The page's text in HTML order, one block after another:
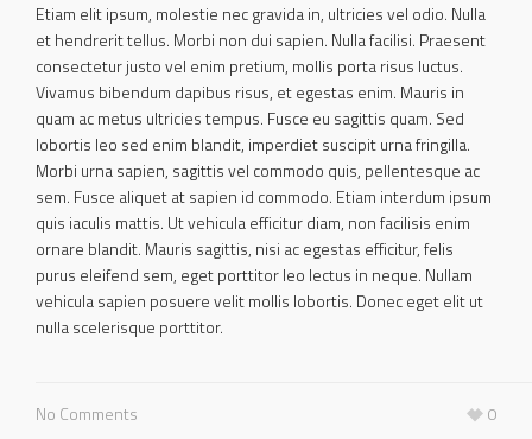
Etiam elit ipsum, molestie nec gravida in, ultricies vel odio. Nulla
et hendrerit tellus. Morbi non dui sapien. Nulla facilisi. Praesent
consectetur justo vel enim pretium, mollis porta risus luctus.
Vivamus bibendum dapibus risus, et egestas enim. Mauris in
quam ac metus ultricies tempus. Fusce eu sagittis quam. Sed
lobortis leo sed enim blandit, imperdiet suscipit urna fringilla.
Morbi urna sapien, sagittis vel commodo quis, pellentesque ac
sem. Fusce aliquet at sapien id commodo. Etiam interdum ipsum
quis iaculis mattis. Ut vehicula efficitur diam, non facilisis enim
ornare blandit. Mauris sagittis, nisi ac egestas efficitur, felis
purus eleifend sem, eget porttitor leo lectus in neque. Nullam
vehicula sapien posuere velit mollis lobortis. Donec eget elit ut
nulla scelerisque porttitor.
No Comments 0